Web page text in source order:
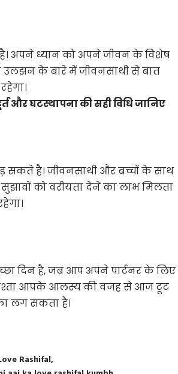
अपने ध्यान को अपने जीवन के विशेष
उलझन के बारे में जीवनसाथी से बात
घटस्थापना की सही विधि जानिए
है। जीवनसाथी और बच्चों के साथ
को वरीयता देने का लाभ मिलता
दिन है, जब आप अपने पार्टनर के लिए
आपके आलस्य की वजह से आज टूट
लग सकता है।
Rashifal